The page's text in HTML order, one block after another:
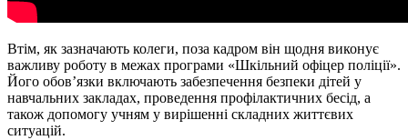
Втім, як зазначають колеги, поза кадром він щодня виконує
важливу роботу в межах програми «Шкільний офіцер поліції».
Його обов’язки включають забезпечення безпеки дітей у
навчальних закладах, проведення профілактичних бесід, а
також допомогу учням у вирішенні складних життєвих
ситуацій.